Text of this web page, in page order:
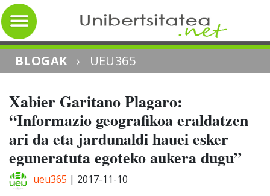
BLOGAK › UEU365
Xabier Garitano Plagaro:
“Informazio geografikoa eraldatzen
ari da eta jardunaldi hauei esker
eguneratuta egoteko aukera dugu”
ueu365 | 2017-11-10